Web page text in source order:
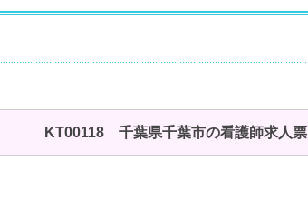
KT00118 千葉県千葉市の看護師求人票